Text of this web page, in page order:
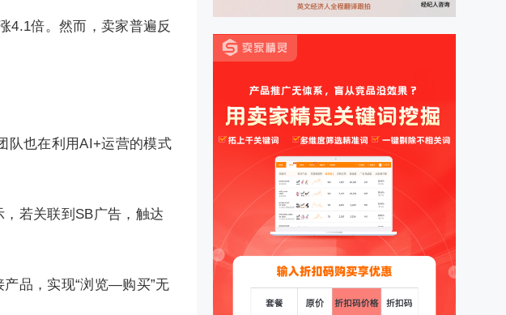
4.1倍。然而，卖家普遍反
队也在利用AI+运营的模式
若关联到SB广告，触达
品，实现“浏览—购买”无